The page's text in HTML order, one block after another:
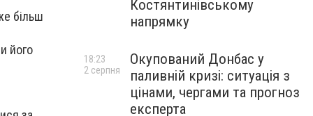
більш
його
Костянтинівському
напрямку
Окупований Донбас у
паливній кризі: ситуація з
цінами, чергами та прогноз
експерта
18:23
2 серпня